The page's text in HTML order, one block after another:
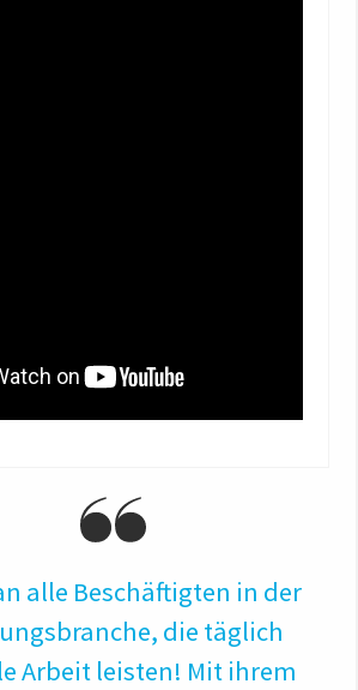
alle Beschäftigten in der
die täglich
Arbeit leisten! Mit ihrem